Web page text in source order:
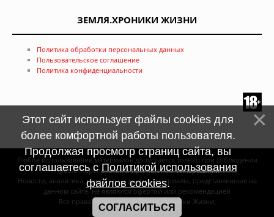
ЗЕМЛЯ.ХРОНИКИ ЖИЗНИ
Политика обработки персональных данных
Пользовательское соглашение
Политика конфиденциальности
Любое использование материалов допускается только при соблюдении
правил перепечатки и при наличиигиперссылки
Новости, аналитика, прогнозы и другие материалы, представленные на
данном сайте, не являются офертой или рекомендацией
Все права защищены © Земля. Хроники Жизни,
2011—2026
Этот сайт использует файлы cookies для
более комфортной работы пользователя.
Продолжая просмотр страниц сайта, вы
соглашаетесь сПолитикой использования
файлов cookies.
СОГЛАСИТЬСЯ